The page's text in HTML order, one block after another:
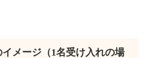
メージ（1名受け入れの場